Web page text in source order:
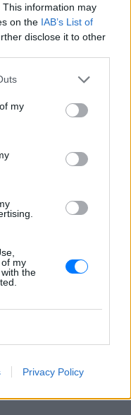
This information may
on the IAB’s List of
disclose it to other
my
my
the
Privacy Policy
τον Ιβάν Σβιτάιλο
«Θα σηκωθώ πιο
χορευτής μοιράστηκε
του, με ένα μήνυμα
κάτοχος
2 μηνών
ΟΦΗ
‑ οι